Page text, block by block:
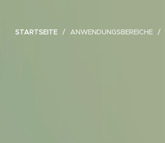
STARTSEITE ANWENDUNGSBEREICHE